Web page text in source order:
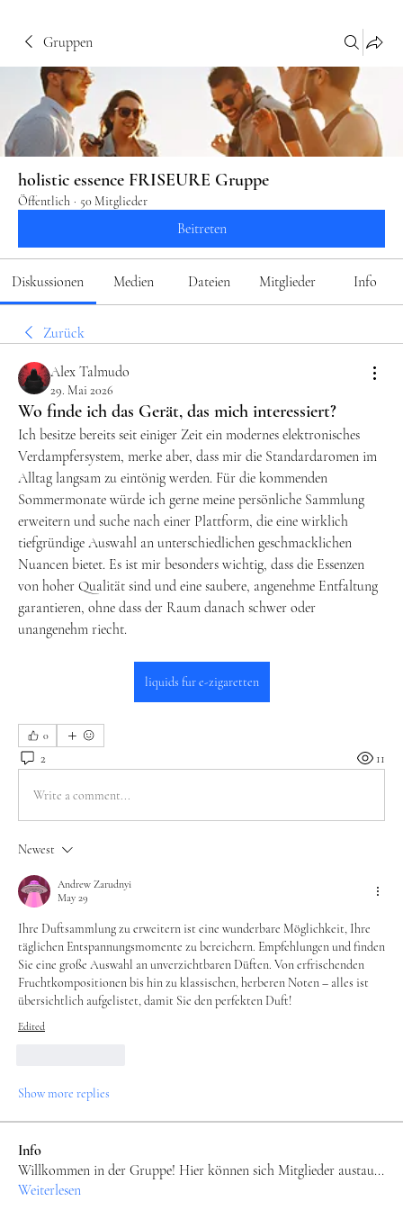
Gruppen
holistic essence FRISEURE Gruppe
Öffentlich · 50 Mitglieder
Beitreten
Diskussionen Medien Dateien Mitglieder Info
Zurück
Alex Talmudo
29. Mai 2026
Wo finde ich das Gerät, das mich interessiert?
Ich besitze bereits seit einiger Zeit ein modernes elektronisches
Verdampfersystem, merke aber, dass mir die Standardaromen im
Alltag langsam zu eintönig werden. Für die kommenden
Sommermonate würde ich gerne meine persönliche Sammlung
erweitern und suche nach einer Plattform, die eine wirklich
tiefgründige Auswahl an unterschiedlichen geschmacklichen
Nuancen bietet. Es ist mir besonders wichtig, dass die Essenzen
von hoher Qualität sind und eine saubere, angenehme Entfaltung
garantieren, ohne dass der Raum danach schwer oder
unangenehm riecht.
liquids fur e-zigaretten
0
2 11
Write a comment...
Newest
Andrew Zarudnyi
May 29
Ihre Duftsammlung zu erweitern ist eine wunderbare Möglichkeit, Ihre
täglichen Entspannungsmomente zu bereichern. Empfehlungen und finden
Sie eine große Auswahl an unverzichtbaren Düften. Von erfrischenden
Fruchtkompositionen bis hin zu klassischen, herberen Noten – alles ist
übersichtlich aufgelistet, damit Sie den perfekten Duft!
Edited
Show more replies
Info
Willkommen in der Gruppe! Hier können sich Mitglieder austau...
Weiterlesen